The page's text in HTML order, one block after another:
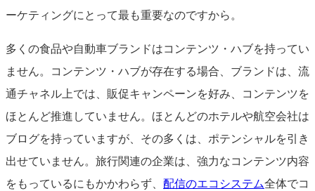
ーケティングにとって最も重要なのですから。
多くの食品や自動車ブランドはコンテンツ・ハブを持ってい
ません。コンテンツ・ハブが存在する場合、ブランドは、流
通チャネル上では、販促キャンペーンを好み、コンテンツを
ほとんど推進していません。ほとんどのホテルや航空会社は
ブログを持っていますが、その多くは、ポテンシャルを引き
出せていません。旅行関連の企業は、強力なコンテンツ内容
をもっているにもかかわらず、 配信のエコシステム全体でコ